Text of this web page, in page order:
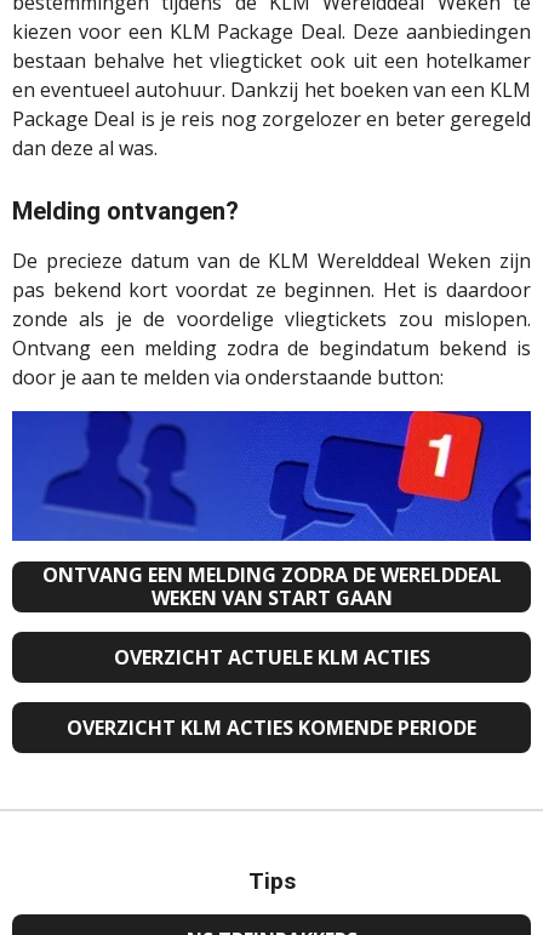
kiezen voor een KLM Package Deal. Deze aanbiedingen
bestaan behalve het vliegticket ook uit een hotelkamer
en eventueel autohuur. Dankzij het boeken van een KLM
Package Deal is je reis nog zorgelozer en beter geregeld
dan deze al was.
Melding ontvangen?
De precieze datum van de KLM Werelddeal Weken zijn
pas bekend kort voordat ze beginnen. Het is daardoor
zonde als je de voordelige vliegtickets zou mislopen.
Ontvang een melding zodra de begindatum bekend is
door je aan te melden via onderstaande button:
ONTVANG EEN MELDING ZODRA DE WERELDDEAL
WEKEN VAN START GAAN
OVERZICHT ACTUELE KLM ACTIES
OVERZICHT KLM ACTIES KOMENDE PERIODE
Tips